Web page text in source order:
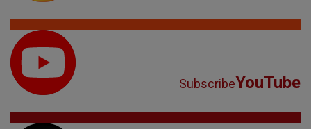
SubscribeYouTube